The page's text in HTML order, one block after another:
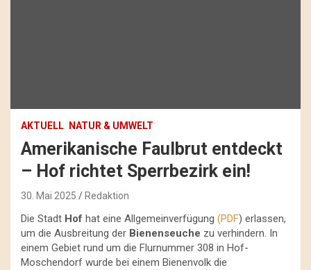
AKTUELL NATUR & UMWELT
Amerikanische Faulbrut entdeckt
– Hof richtet Sperrbezirk ein!
30. Mai 2025 Redaktion
Die Stadt Hof hat eine Allgemeinverfügung (PDF) erlassen,
um die Ausbreitung der Bienenseuche zu verhindern. In
einem Gebiet rund um die Flurnummer 308 in Hof-
Moschendorf wurde bei einem Bienenvolk die